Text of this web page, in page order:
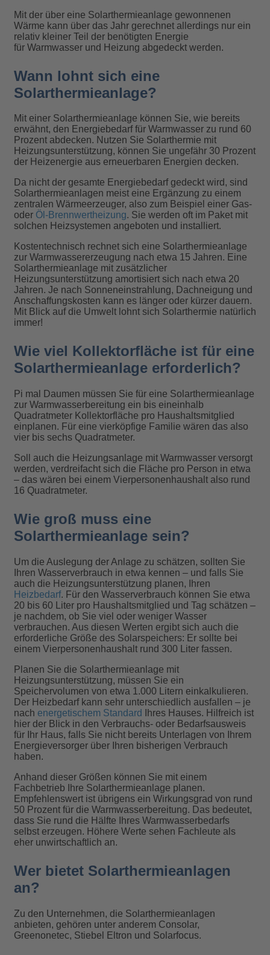
Mit der über eine Solarthermieanlage gewonnenen
Wärme kann über das Jahr gerechnet allerdings nur ein
relativ kleiner Teil der benötigten Energie
für Warmwasser und Heizung abgedeckt werden.
Wann lohnt sich eine
Solarthermieanlage?
Mit einer Solarthermieanlage können Sie, wie bereits
erwähnt, den Energiebedarf für Warmwasser zu rund 60
Prozent abdecken. Nutzen Sie Solarthermie mit
Heizungsunterstützung, können Sie ungefähr 30 Prozent
der Heizenergie aus erneuerbaren Energien decken.
Da nicht der gesamte Energiebedarf gedeckt wird, sind
Solarthermieanlagen meist eine Ergänzung zu einem
zentralen Wärmeerzeuger, also zum Beispiel einer Gas-
oder Öl-Brennwertheizung. Sie werden oft im Paket mit
solchen Heizsystemen angeboten und installiert.
Kostentechnisch rechnet sich eine Solarthermieanlage
zur Warmwassererzeugung nach etwa 15 Jahren. Eine
Solarthermieanlage mit zusätzlicher
Heizungsunterstützung amortisiert sich nach etwa 20
Jahren. Je nach Sonneneinstrahlung, Dachneigung und
Anschaffungskosten kann es länger oder kürzer dauern.
Mit Blick auf die Umwelt lohnt sich Solarthermie natürlich
immer!
Wie viel Kollektorfläche ist für eine
Solarthermieanlage erforderlich?
Pi mal Daumen müssen Sie für eine Solarthermieanlage
zur Warmwasserbereitung ein bis eineinhalb
Quadratmeter Kollektorfläche pro Haushaltsmitglied
einplanen. Für eine vierköpfige Familie wären das also
vier bis sechs Quadratmeter.
Soll auch die Heizungsanlage mit Warmwasser versorgt
werden, verdreifacht sich die Fläche pro Person in etwa
– das wären bei einem Vierpersonenhaushalt also rund
16 Quadratmeter.
Wie groß muss eine
Solarthermieanlage sein?
Um die Auslegung der Anlage zu schätzen, sollten Sie
Ihren Wasserverbrauch in etwa kennen – und falls Sie
auch die Heizungsunterstützung planen, Ihren
Heizbedarf. Für den Wasserverbrauch können Sie etwa
20 bis 60 Liter pro Haushaltsmitglied und Tag schätzen –
je nachdem, ob Sie viel oder weniger Wasser
verbrauchen. Aus diesen Werten ergibt sich auch die
erforderliche Größe des Solarspeichers: Er sollte bei
einem Vierpersonenhaushalt rund 300 Liter fassen.
Planen Sie die Solarthermieanlage mit
Heizungsunterstützung, müssen Sie ein
Speichervolumen von etwa 1.000 Litern einkalkulieren.
Der Heizbedarf kann sehr unterschiedlich ausfallen – je
nach energetischem Standard
Ihres Hauses. Hilfreich ist
hier der Blick in den Verbrauchs- oder Bedarfsausweis
für Ihr Haus, falls Sie nicht bereits Unterlagen von Ihrem
Energieversorger über Ihren bisherigen Verbrauch
haben.
Anhand dieser Größen können Sie mit einem
Fachbetrieb Ihre Solarthermieanlage planen.
Empfehlenswert ist übrigens ein Wirkungsgrad von rund
50 Prozent für die Warmwasserbereitung. Das bedeutet,
dass Sie rund die Hälfte Ihres Warmwasserbedarfs
selbst erzeugen. Höhere Werte sehen Fachleute als
eher unwirtschaftlich an.
Wer bietet Solarthermieanlagen
an?
Zu den Unternehmen, die Solarthermieanlagen
anbieten, gehören unter anderem Consolar,
Greenonetec, Stiebel Eltron und Solarfocus.